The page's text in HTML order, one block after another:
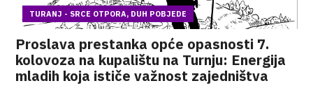
TURANJ - SRCE OTPORA, DUH POBJEDE
Proslava prestanka opće opasnosti 7.
kolovoza na kupalištu na Turnju: Energija
mladih koja ističe važnost zajedništva